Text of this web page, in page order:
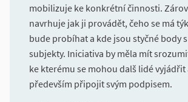
mobilizuje ke konkrétní činnosti.
navrhuje jak ji provádět, čeho se má
bude probíhat a kde jsou styčné body
subjekty. Iniciativa by měla mít
ke kterému se mohou dalš lidé vyjádřit
především připojit svým podpisem.